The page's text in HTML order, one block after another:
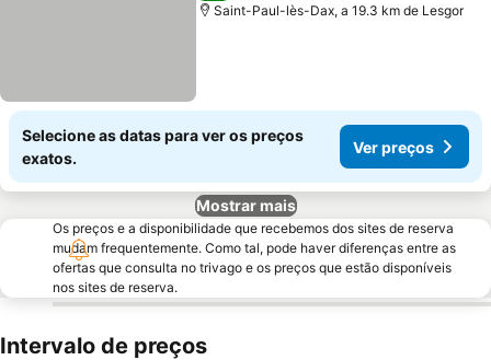
Saint-Paul-lès-Dax, a 19.3 km de Lesgor
Selecione as datas para ver os preços
exatos.
Ver preços
Mostrar mais
Os preços e a disponibilidade que recebemos dos sites de reserva
mudam frequentemente. Como tal, pode haver diferenças entre as
ofertas que consulta no trivago e os preços que estão disponíveis
nos sites de reserva.
Intervalo de preços